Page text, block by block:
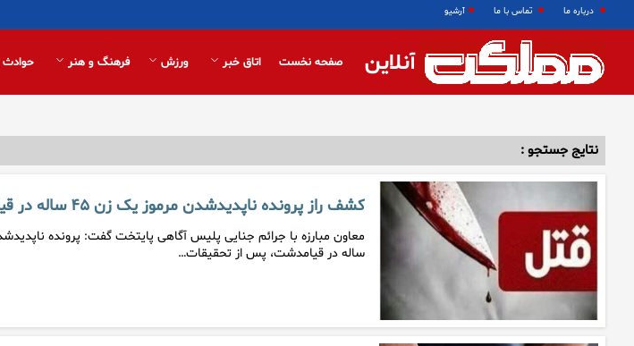
درباره ما تماس با ما آرشیو
آنلاین صفحه نخست اتاق خبر ورزش فرهنگ و هنر حوادث
نتایج جستجو :
کشف راز پرونده ناپدیدشدن مرموز یک زن ۴۵ ساله در قیامدشت
ساله در قیامدشت، پس از تحقیقات…